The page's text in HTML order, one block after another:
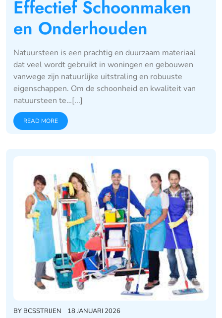
Effectief Schoonmaken
en Onderhouden
Natuursteen is een prachtig en duurzaam materiaal
dat veel wordt gebruikt in woningen en gebouwen
vanwege zijn natuurlijke uitstraling en robuuste
eigenschappen. Om de schoonheid en kwaliteit van
natuursteen te…[...]
READ MORE
BY BCSSTRIJEN 18 JANUARI 2026